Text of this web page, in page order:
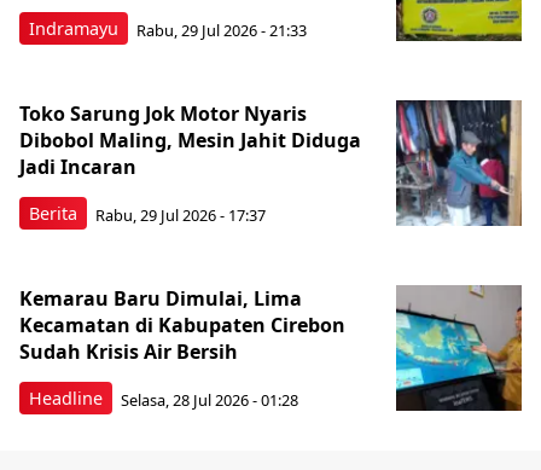
Indramayu Rabu, 29 Jul 2026 - 21:33
Berita
Toko Sarung Jok Motor Nyaris
Dibobol Maling, Mesin Jahit Diduga
Jadi Incaran
Rabu, 29 Jul 2026 - 17:37
Headline
Kemarau Baru Dimulai, Lima
Kecamatan di Kabupaten Cirebon
Sudah Krisis Air Bersih
Selasa, 28 Jul 2026 - 01:28